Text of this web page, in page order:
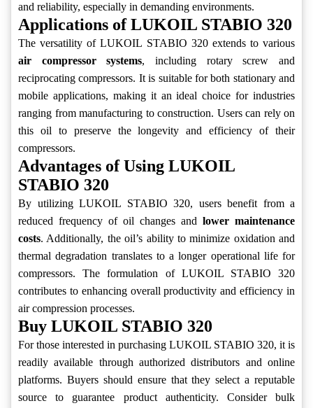
and reliability, especially in demanding environments.
Applications of LUKOIL STABIO 320
The versatility of LUKOIL STABIO 320 extends to various
air compressor systems, including rotary screw and
reciprocating compressors. It is suitable for both stationary and
mobile applications, making it an ideal choice for industries
ranging from manufacturing to construction. Users can rely on
this oil to preserve the longevity and efficiency of their
compressors.
Advantages of Using LUKOIL
STABIO 320
By utilizing LUKOIL STABIO 320, users benefit from a
reduced frequency of oil changes and lower maintenance
costs. Additionally, the oil’s ability to minimize oxidation and
thermal degradation translates to a longer operational life for
compressors. The formulation of LUKOIL STABIO 320
contributes to enhancing overall productivity and efficiency in
air compression processes.
Buy LUKOIL STABIO 320
For those interested in purchasing LUKOIL STABIO 320, it is
readily available through authorized distributors and online
platforms. Buyers should ensure that they select a reputable
source to guarantee product authenticity. Consider bulk